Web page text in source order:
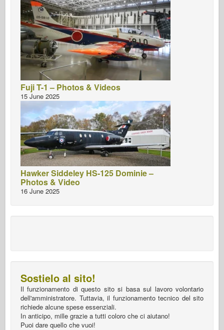
Fuji T-1 – Photos & Videos
15 June 2025
Hawker Siddeley HS-125 Dominie –
Photos & Video
16 June 2025
Sostielo al sito!
Il funzionamento di questo sito si basa sul lavoro volontario
dell'amministratore. Tuttavia, il funzionamento tecnico del sito
richiede alcune spese essenziali.
In anticipo, mille grazie a tutti coloro che ci aiutano!
Puoi dare quello che vuoi!